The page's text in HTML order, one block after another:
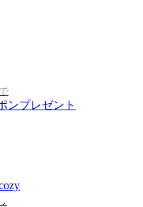
ンプレゼント